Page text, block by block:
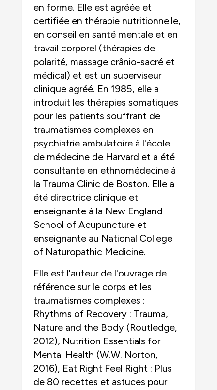
en forme. Elle est agréée et
certifiée en thérapie nutritionnelle,
en conseil en santé mentale et en
travail corporel (thérapies de
polarité, massage crânio-sacré et
médical) et est un superviseur
clinique agréé. En 1985, elle a
introduit les thérapies somatiques
pour les patients souffrant de
traumatismes complexes en
psychiatrie ambulatoire à l'école
de médecine de Harvard et a été
consultante en ethnomédecine à
la Trauma Clinic de Boston. Elle a
été directrice clinique et
enseignante à la New England
School of Acupuncture et
enseignante au National College
of Naturopathic Medicine.
Elle est l'auteur de l'ouvrage de
référence sur le corps et les
traumatismes complexes :
Rhythms of Recovery : Trauma,
Nature and the Body (Routledge,
2012), Nutrition Essentials for
Mental Health (W.W. Norton,
2016), Eat Right Feel Right : Plus
de 80 recettes et astuces pour